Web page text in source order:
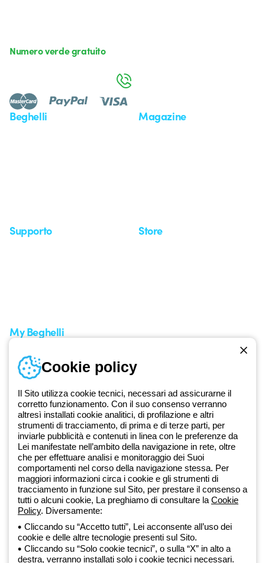
Dal 2025 Beghelli è parte del Gruppo GEWISS, all’interno
dell’ecosistema GEWISS LightZone, dove realizziamo soluzioni di
illuminazione integrate che trasformano la complessità in semplicità,
supportando professionisti e utenti finali nella realizzazione dei loro
bisogni.Scopri di più su GEWISS
Beghelli Magazine
Supporto Store
My Beghelli
Accedi o registrati
Formazione
Documentazione e software
Iscriviti alla newsletter
Numero verde gratuito
Privacy Policy
Cookie policy
Condizioni di vendita
Cookie policy
Il Sito utilizza cookie tecnici, necessari ad assicurarne il
corretto funzionamento. Con il suo consenso verranno
altresì installati cookie analitici, di profilazione e altri
strumenti di tracciamento, di prima e di terze parti, per
inviarle pubblicità e contenuti in linea con le preferenze da
Lei manifestate nell’ambito della navigazione in rete, oltre
che per effettuare analisi e monitoraggio dei Suoi
comportamenti nel corso della navigazione stessa. Per
maggiori informazioni circa i cookie e gli strumenti di
tracciamento in funzione sul Sito, per prestare il consenso a
tutti o alcuni cookie, La preghiamo di consultare la Cookie
Policy. Diversamente:
Cliccando su “Accetto tutti”, Lei acconsente all’uso dei
cookie e delle altre tecnologie presenti sul Sito.
Cliccando su “Solo cookie tecnici”, o sulla “X” in alto a
destra, verranno installati solo i cookie tecnici necessari.